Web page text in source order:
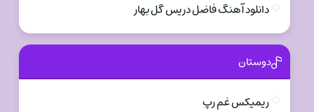
دانلود آهنگ فاضل دریس گل بهار
دوستان
ریمیکس غم رپ